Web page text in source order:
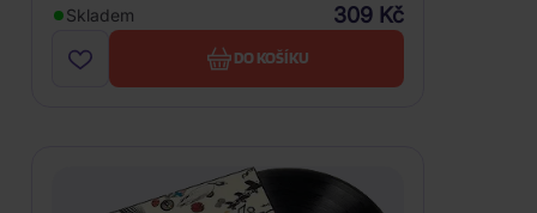
Skladem 309 Kč
DO KOŠÍKU